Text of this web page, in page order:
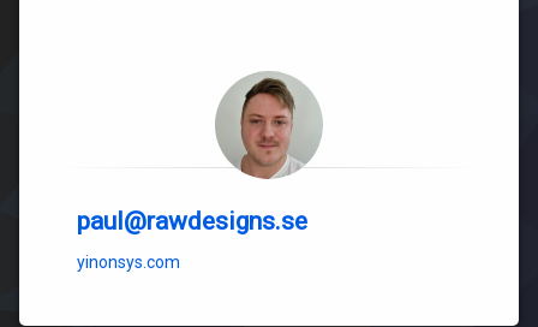
paul@rawdesigns.se
yinonsys.com